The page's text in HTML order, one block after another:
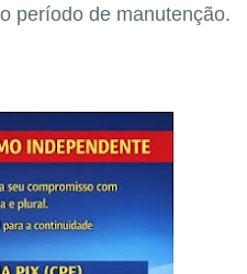
período de manutenção.